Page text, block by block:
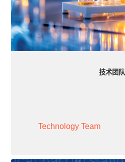
技术团队
Technology Team